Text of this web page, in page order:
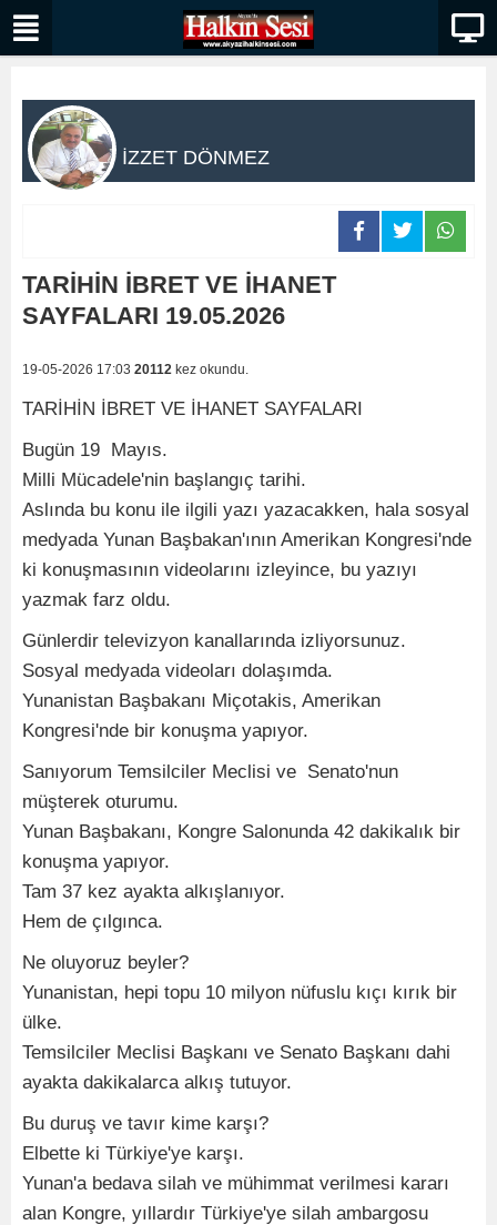
İZZET DÖNMEZ
TARİHİN İBRET VE İHANET
SAYFALARI 19.05.2026
19-05-2026 17:03 20112 kez okundu.
TARİHİN İBRET VE İHANET SAYFALARI
Bugün 19 Mayıs.
Milli Mücadele'nin başlangıç tarihi.
Aslında bu konu ile ilgili yazı yazacakken, hala sosyal
medyada Yunan Başbakan'ının Amerikan Kongresi'nde
ki konuşmasının videolarını izleyince, bu yazıyı
yazmak farz oldu.
Günlerdir televizyon kanallarında izliyorsunuz.
Sosyal medyada videoları dolaşımda.
Yunanistan Başbakanı Miçotakis, Amerikan
Kongresi'nde bir konuşma yapıyor.
Sanıyorum Temsilciler Meclisi ve Senato'nun
müşterek oturumu.
Yunan Başbakanı, Kongre Salonunda 42 dakikalık bir
konuşma yapıyor.
Tam 37 kez ayakta alkışlanıyor.
Hem de çılgınca.
Ne oluyoruz beyler?
Yunanistan, hepi topu 10 milyon nüfuslu kıçı kırık bir
ülke.
Temsilciler Meclisi Başkanı ve Senato Başkanı dahi
ayakta dakikalarca alkış tutuyor.
Bu duruş ve tavır kime karşı?
Elbette ki Türkiye'ye karşı.
Yunan'a bedava silah ve mühimmat verilmesi kararı
alan Kongre, yıllardır Türkiye'ye silah ambargosu